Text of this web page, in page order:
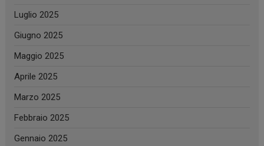
Luglio 2025
Giugno 2025
Maggio 2025
Aprile 2025
Marzo 2025
Febbraio 2025
Gennaio 2025